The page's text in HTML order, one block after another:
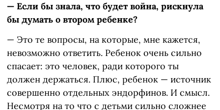
— Если бы знала, что будет война, рискнула
бы думать о втором ребенке?
— Это те вопросы, на которые, мне кажется,
невозможно ответить. Ребенок очень сильно
спасает: это человек, ради которого ты
должен держаться. Плюс, ребенок — источник
совершенно отдельных эндорфинов. И смысл.
Несмотря на то что с детьми сильно сложнее